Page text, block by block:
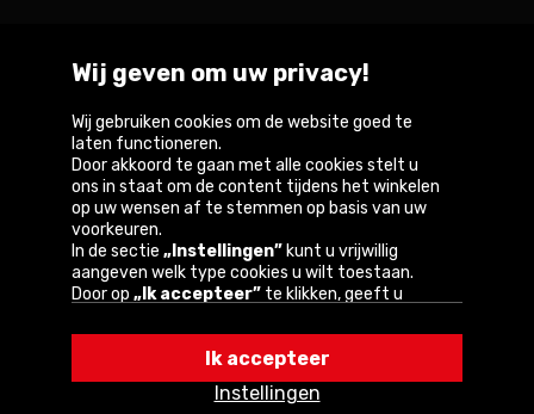
Belgique België Deutschland France Österreich
Copyright © 2026
Privacybeleid en gebruiksvoorwaarden van de
website
Wij geven om uw privacy!
Wij gebruiken cookies om de website goed te
laten functioneren.
Door akkoord te gaan met alle cookies stelt u
ons in staat om de content tijdens het winkelen
op uw wensen af te stemmen op basis van uw
voorkeuren.
In de sectie „Instellingen” kunt u vrijwillig
aangeven welk type cookies u wilt toestaan.
Door op „Ik accepteer” te klikken, geeft u
volgens de instellingen van uw browser.
U kunt uw keuze te allen tijde wijzigen door op
„Instellingen”in het cookiebeleid te klikken.
Een van onze partners is Google.
Instellingen
Ik accepteer